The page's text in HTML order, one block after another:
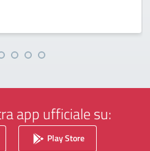
app ufficiale su:
Play Store